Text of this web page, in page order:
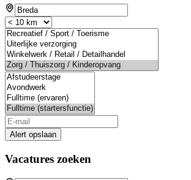
Alert opslaan
Vacatures zoeken